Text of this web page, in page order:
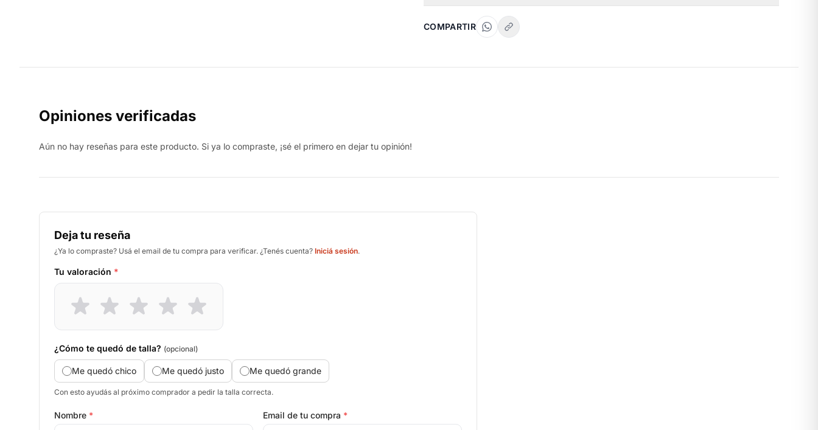
COMPARTIR
Opiniones verificadas
Aún no hay reseñas para este producto. Si ya lo compraste, ¡sé el primero en dejar tu opinión!
Deja tu reseña
¿Ya lo compraste? Usá el email de tu compra para verificar. ¿Tenés cuenta? Iniciá sesión.
Tu valoración *
¿Cómo te quedó de talla? (opcional)
Me quedó chico Me quedó justo Me quedó grande
Con esto ayudás al próximo comprador a pedir la talla correcta.
Nombre * Email de tu compra *